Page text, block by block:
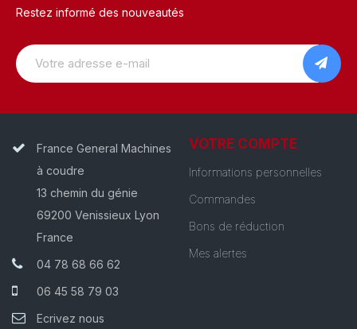
Restez informé des nouveautés
France General Machines
à coudre
13 chemin du génie
69200 Venissieux Lyon
France
04 78 68 66 62
06 45 58 79 03
Ecrivez nous
VOTRE COMPTE
Informations personnelles
Commandes
Bons de réduction
Mes alertes